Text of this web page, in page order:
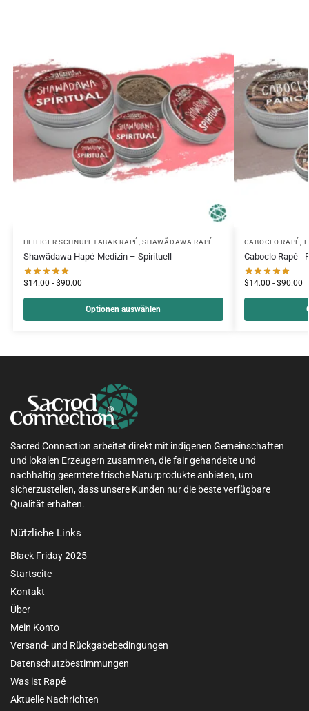
HEILIGER SCHNUPFTABAK RAPÉ ,SHAWÃDAWA RAPÉ
Shawãdawa Hapé-Medizin – Spirituell
$14.00 - $90.00
Optionen auswählen
CABOCLO RAPÉ
Caboclo Rapé -
$14.00 - $90.00
Sacred Connection arbeitet direkt mit indigenen Gemeinschaften
und lokalen Erzeugern zusammen, die fair gehandelte und
nachhaltig geerntete frische Naturprodukte anbieten, um
sicherzustellen, dass unsere Kunden nur die beste verfügbare
Qualität erhalten.
Nützliche Links
Black Friday 2025
Startseite
Kontakt
Über
Mein Konto
Versand- und Rückgabebedingungen
Datenschutzbestimmungen
Was ist Rapé
Aktuelle Nachrichten